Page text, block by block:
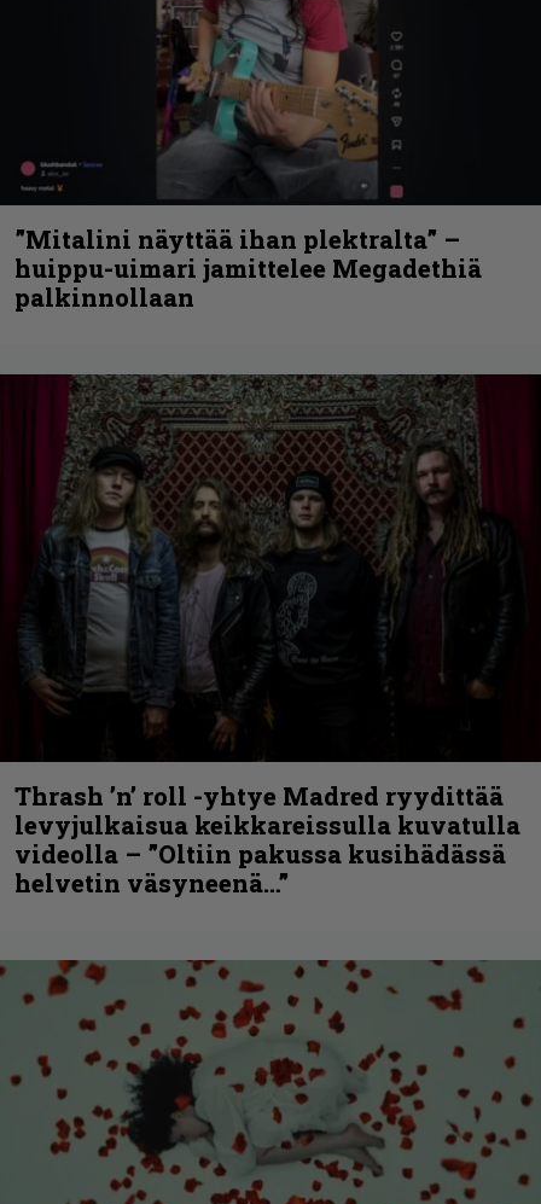
”Mitalini näyttää ihan plektralta” –
huippu-uimari jamittelee Megadethiä
palkinnollaan
Thrash ’n’ roll -yhtye Madred ryydittää
levyjulkaisua keikkareissulla kuvatulla
videolla – ”Oltiin pakussa kusihädässä
helvetin väsyneenä…”